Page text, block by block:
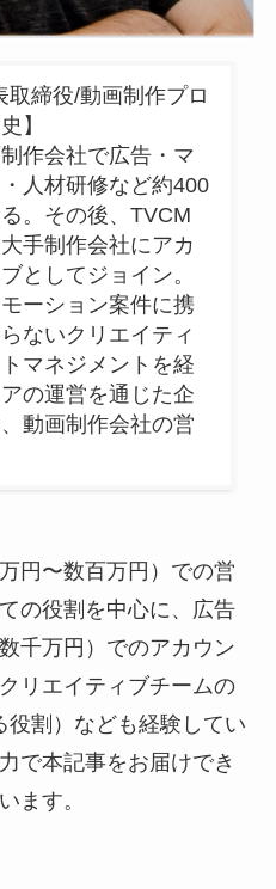
取締役/動画制作プロ
】
作会社で広告・マ
人材研修など約400
。その後、TVCM
手制作会社にアカ
としてジョイン。
ーション案件に携
ないクリエイティ
マネジメントを経
の運営を通じた企
動画制作会社の営
円〜数百万円）での営
の役割を中心に、広告
千万円）でのアカウン
リエイティブチームの
役割）なども経験してい
で本記事をお届けでき
ます。